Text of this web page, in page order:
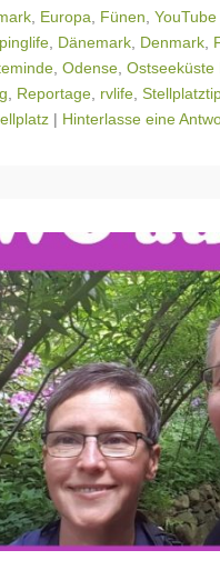
Europa Fünen
Dänemark Denmark
Odense Ostseeküste
Reportage rvlife
| Hinterlasse eine